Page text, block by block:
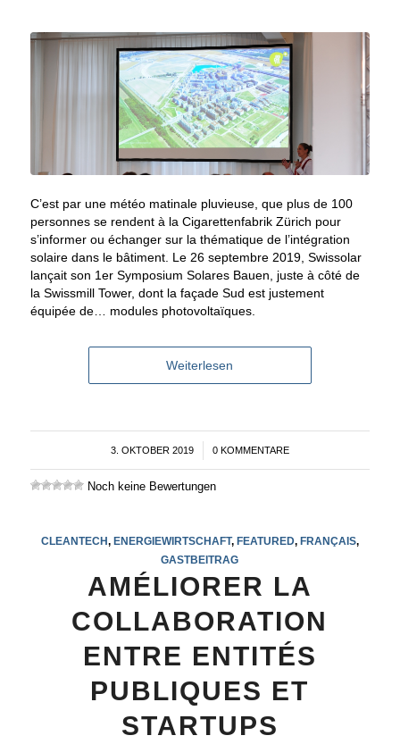
C’est par une météo matinale pluvieuse, que plus de 100
personnes se rendent à la Cigarettenfabrik Zürich pour
s’informer ou échanger sur la thématique de l’intégration
solaire dans le bâtiment. Le 26 septembre 2019, Swissolar
lançait son 1er Symposium Solares Bauen, juste à côté de
la Swissmill Tower, dont la façade Sud est justement
équipée de… modules photovoltaïques.
Weiterlesen
3. OKTOBER 2019
/ 0 KOMMENTARE
Noch keine Bewertungen
CLEANTECH, ENERGIEWIRTSCHAFT, FEATURED, FRANÇAIS,
GASTBEITRAG
AMÉLIORER LA
COLLABORATION
ENTRE ENTITÉS
PUBLIQUES ET
STARTUPS